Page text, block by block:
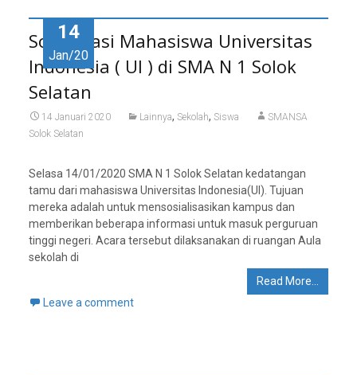
14
Jan/20
Sosialisasi Mahasiswa Universitas
Indonesia ( UI ) di SMA N 1 Solok
Selatan
14 Januari 2020 Lainnya, Sekolah, Siswa
SMANSA
Solok Selatan
Selasa 14/01/2020 SMA N 1 Solok Selatan kedatangan
tamu dari mahasiswa Universitas Indonesia(UI). Tujuan
mereka adalah untuk mensosialisasikan kampus dan
memberikan beberapa informasi untuk masuk perguruan
tinggi negeri. Acara tersebut dilaksanakan di ruangan Aula
sekolah di
Read More…
Leave a comment